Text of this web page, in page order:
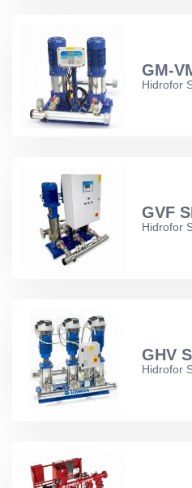
GM-
Hidrofor
GVF
Hidrofor
GHV
Hidrofor